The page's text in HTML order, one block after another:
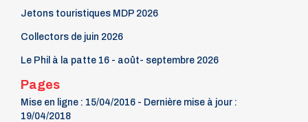
Jetons touristiques MDP 2026
Collectors de juin 2026
Le Phil à la patte 16 - août- septembre 2026
Pages
Mise en ligne : 15/04/2016 - Dernière mise à jour :
19/04/2018